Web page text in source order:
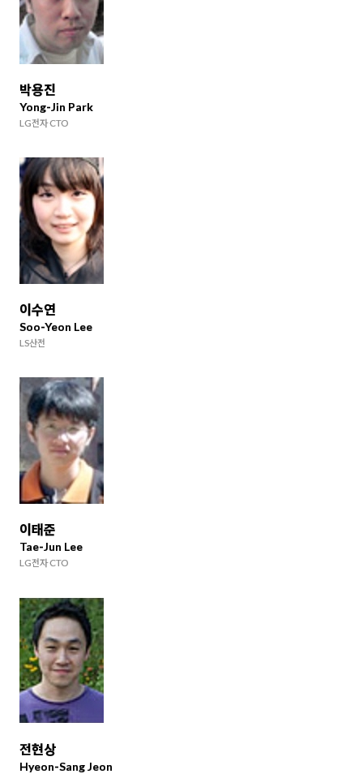
박용진
Yong-Jin Park
LG전자 CTO
이수연
Soo-Yeon Lee
LS산전
이태준
Tae-Jun Lee
LG전자 CTO
전현상
Hyeon-Sang Jeon